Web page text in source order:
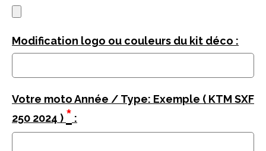
Modification logo ou couleurs du kit déco :
Votre moto Année / Type: Exemple ( KTM SXF
250 2024 ) * :